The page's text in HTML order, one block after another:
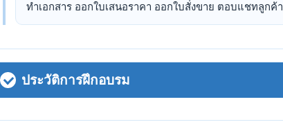
ทำเอกสาร ออกใบเสนอราคา ออกใบสั่งขาย ตอบแชทลูกค้า
ประวัติการฝึกอบรม